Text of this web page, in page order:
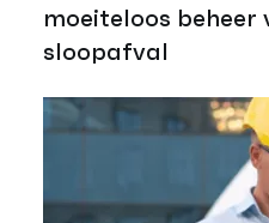
moeiteloos beheer
sloopafval